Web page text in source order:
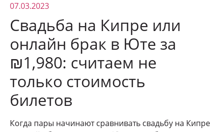
07.03.2023
Свадьба на Кипре или
онлайн брак в Юте за
₪1,980: считаем не
только стоимость
билетов
Когда пары начинают сравнивать свадьбу на Кипре